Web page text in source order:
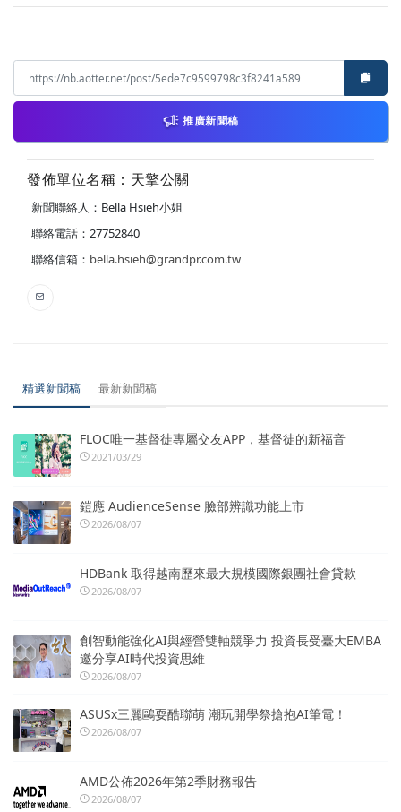
推廣新聞稿
發佈單位名稱：天擎公關
新聞聯絡人：Bella Hsieh小姐
聯絡電話：27752840
聯絡信箱： bella.hsieh@grandpr.com.tw
精選新聞稿 最新新聞稿
FLOC唯一基督徒專屬交友APP，基督徒的新福音
2021/03/29
鎧應 AudienceSense 臉部辨識功能上市
2026/08/07
HDBank 取得越南歷來最大規模國際銀團社會貸款
2026/08/07
創智動能強化AI與經營雙軸競爭力 投資長受臺大EMBA
邀分享AI時代投資思維
2026/08/07
ASUSx三麗鷗耍酷聯萌 潮玩開學祭搶抱AI筆電！
2026/08/07
AMD公佈2026年第2季財務報告
2026/08/07